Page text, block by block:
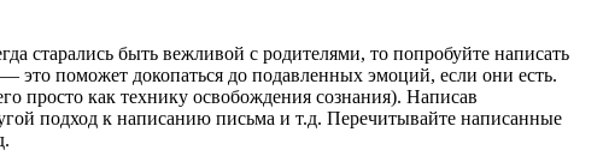
старались быть вежливой с родителями, то попробуйте написать
это поможет докопаться до подавленных эмоций, если они есть.
просто как технику освобождения сознания). Написав
подход к написанию письма и т.д. Перечитывайте написанные